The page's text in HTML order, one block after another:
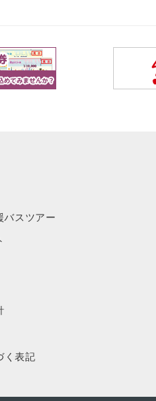
バスツアー
く表記